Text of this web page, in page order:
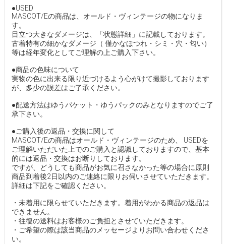
●USED
MASCOT/Eの商品は、オールド・ヴィンテージの物になりま
す。
目立つ大きなダメージは、「状態詳細」に記載しております。
古着特有の細かなダメージ（ 僅かなほつれ・シミ・穴・匂い）
等は経年変化としてご理解の上ご購入下さい。
●商品の色味について
実物の色に出来る限り近づけるよう心がけて撮影しております
が、多少の誤差はご了承ください。
●配送方法はゆうパケット・ゆうパックのみとなりますのでご了
承下さい。
●ご購入後の返品・交換に関して
MASCOT/Eの商品はオールド・ヴィンテージのため、 USEDを
ご理解いただいた上でのご購入と認識しておりますので、基本
的には返品・交換はお断りしております。
ですが、どうしても商品がお気に召さなかった等の場合に原則
商品到着後2日以内のご連絡に限りお伺いさせていただきます。
詳細は下記をご確認ください。
・未着用に限らせていただきます。着用がわかる商品の返品は
できません。
・往復の送料はお客様のご負担とさせていただきます。
・ご希望の際は該当商品のメッセージよりお問い合わせくださ
い。